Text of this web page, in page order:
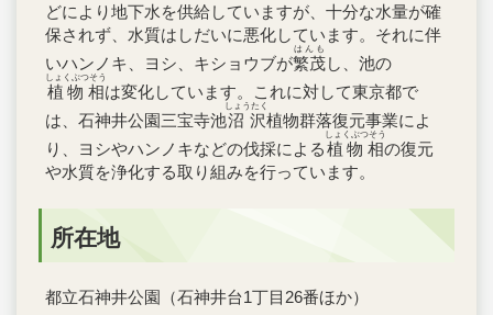
どにより地下水を供給していますが、十分な水量が確
保されず、水質はしだいに悪化しています。それに伴
いハンノキ、ヨシ、キショウブが繁茂
はんも
し、池の
植物相
しょくぶつそう
は変化しています。これに対して東京都で
は、石神井公園三宝寺池沼沢
しょうたく
植物群落復元事業によ
り、ヨシやハンノキなどの伐採による植物相
しょくぶつそう
の復元
や水質を浄化する取り組みを行っています。
所在地
都立石神井公園（石神井台1丁目26番ほか）